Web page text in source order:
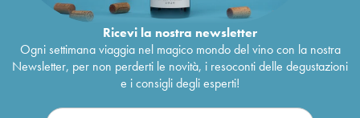
Ricevi la nostra newsletter
Ogni settimana viaggia nel magico mondo del vino con la nostra
Newsletter, per non perderti le novità, i resoconti delle degustazioni
e i consigli degli esperti!